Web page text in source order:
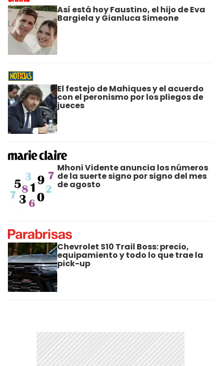
Así está hoy Faustino, el hijo de Eva
Bargiela y Gianluca Simeone
El festejo de Mahiques y el acuerdo
con el peronismo por los pliegos de
jueces
Mhoni Vidente anuncia los números
de la suerte signo por signo del mes
de agosto
Chevrolet S10 Trail Boss: precio,
equipamiento y todo lo que trae la
pick-up